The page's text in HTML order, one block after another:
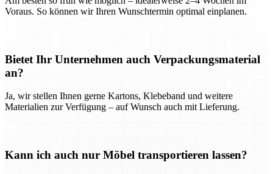
Voraus. So können wir Ihren Wunschtermin optimal einplanen.
Bietet Ihr Unternehmen auch Verpackungsmaterial
an?
Ja, wir stellen Ihnen gerne Kartons, Klebeband und weitere
Materialien zur Verfügung – auf Wunsch auch mit Lieferung.
Kann ich auch nur Möbel transportieren lassen?